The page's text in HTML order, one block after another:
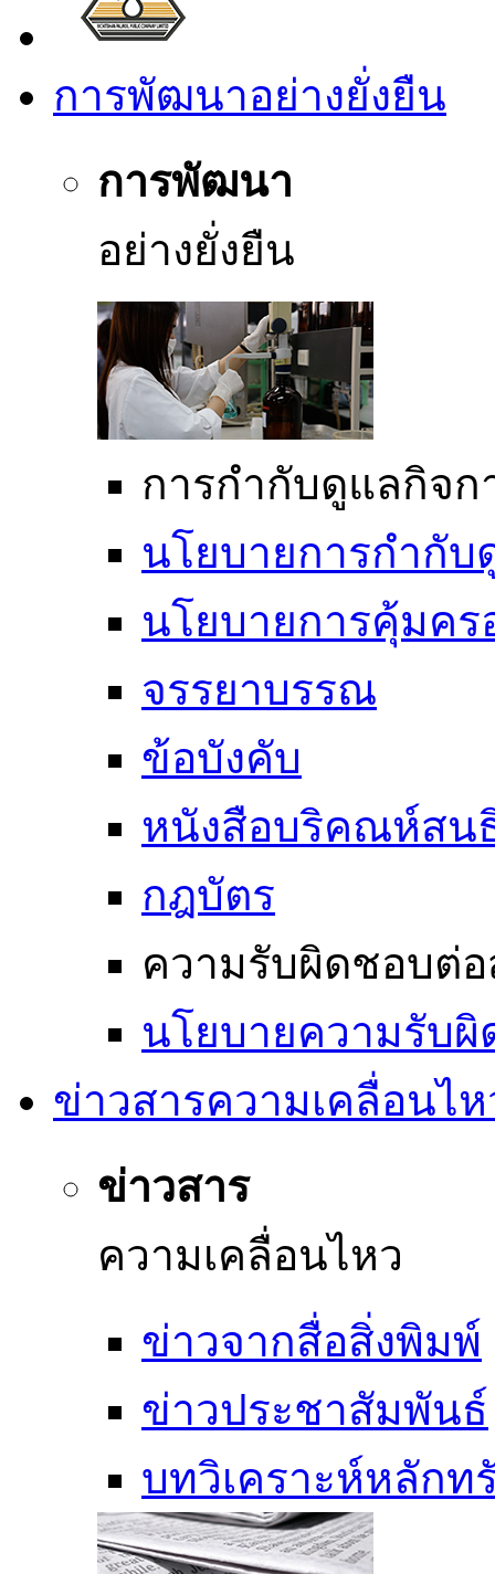
การพัฒนาอย่างยั่งยืน
การพัฒนา
อย่างยั่งยืน
การกำกับดูแลกิจก
นโยบายการกำกั
นโยบายการคุ้มค
จรรยาบรรณ
ข้อบังคับ
หนังสือบริคณห์สน
กฎบัตร
ความรับผิดชอบต่
นโยบายความรับ
ข่าวสารความเคลื่อนไ
ข่าวสาร
ความเคลื่อนไหว
ข่าวจากสื่อสิ่งพิมพ์
ข่าวประชาสัมพันธ์
บทวิเคราะห์หลักท